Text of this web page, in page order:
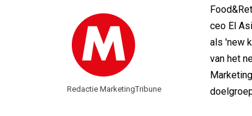
Redactie MarketingTribune
ceo El
als 'new
van het